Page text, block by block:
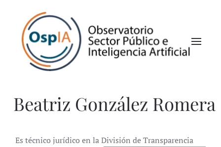
Beatriz González Romera
Es técnico jurídico en la División de Transparencia